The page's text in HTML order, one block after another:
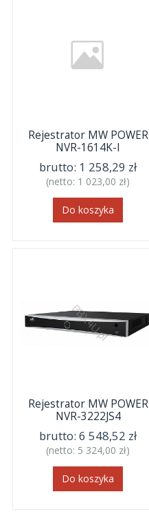
Rejestrator MW POWER
NVR-1614K-I
brutto: 1 258,29 zł
(netto: 1 023,00 zł)
Do koszyka
Rejestrator MW POWER
NVR-3222JS4
brutto:6 548,52 zł
(netto: 5 324,00 zł)
Do koszyka